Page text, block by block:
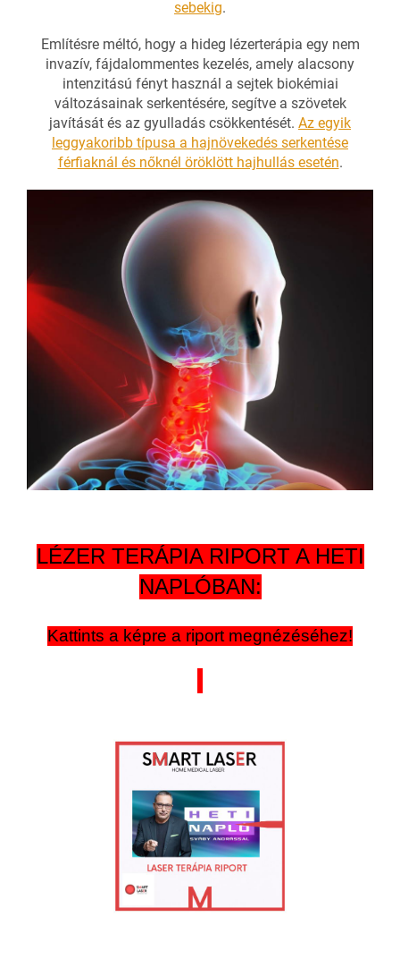
sebekig.
Említésre méltó, hogy a hideg lézerterápia egy nem
invazív, fájdalommentes kezelés, amely alacsony
intenzitású fényt használ a sejtek biokémiai
változásainak serkentésére, segítve a szövetek
javítását és az gyulladás csökkentését. Az egyik
leggyakoribb típusa a hajnövekedés serkentése
férfiaknál és nőknél öröklött hajhullás esetén.
LÉZER TERÁPIA RIPORT A HETI
NAPLÓBAN:
Kattints a képre a riport megnézéséhez!